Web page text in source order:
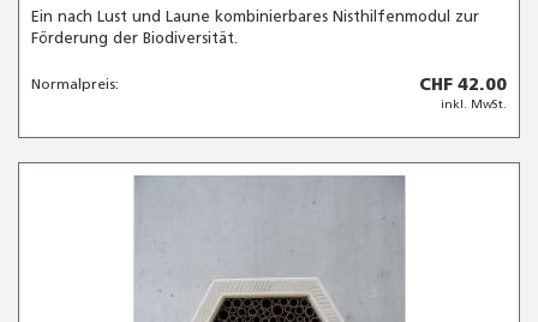
Ein nach Lust und Laune kombinierbares Nisthilfenmodul zur
Förderung der Biodiversität.
Normalpreis: CHF 42.00
inkl. MwSt.